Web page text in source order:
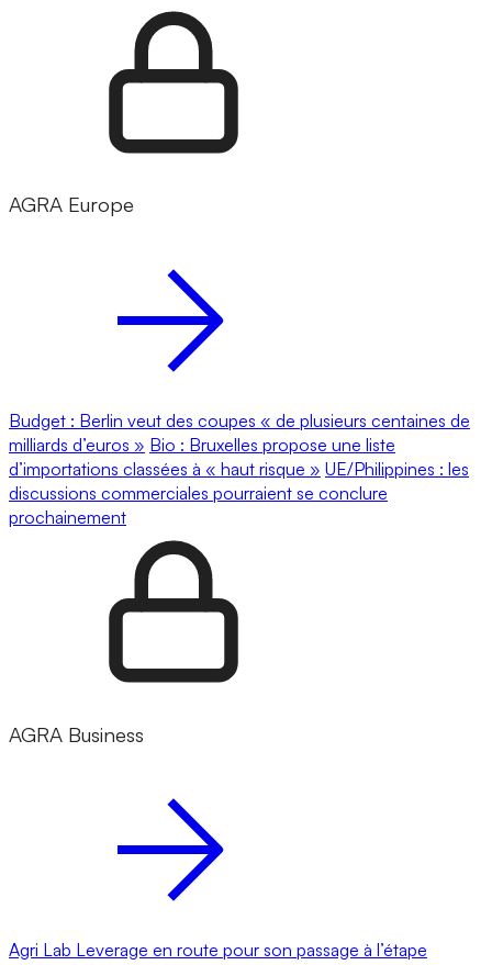
AGRA Europe
Budget : Berlin veut des coupes « de plusieurs centaines de
milliards d’euros » Bio : Bruxelles propose une liste
d’importations classées à « haut risque » UE/Philippines : les
discussions commerciales pourraient se conclure
prochainement
AGRA Business
Agri Lab Leverage en route pour son passage à l’étape